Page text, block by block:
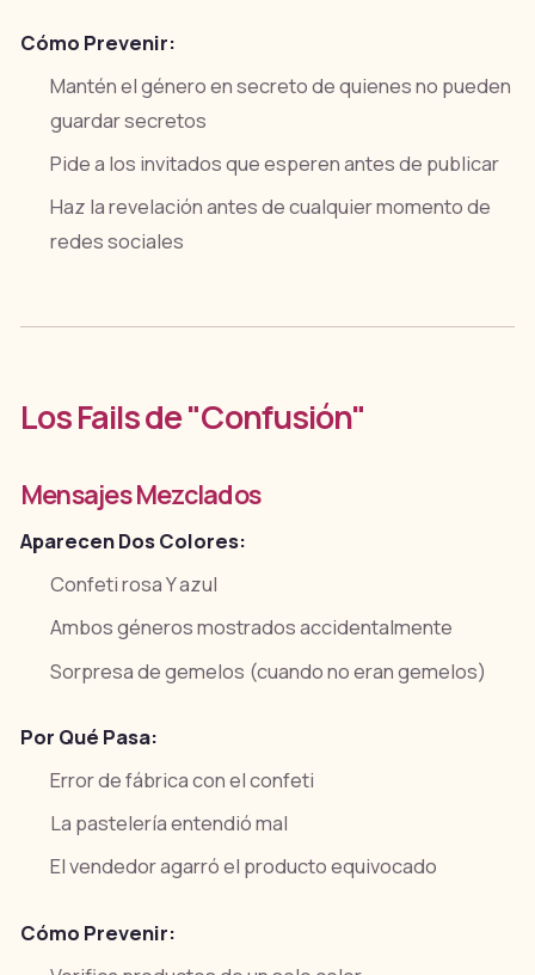
Cómo Prevenir:
Mantén el género en secreto de quienes no pueden
guardar secretos
Pide a los invitados que esperen antes de publicar
Haz la revelación antes de cualquier momento de
redes sociales
Los Fails de "Confusión"
Mensajes Mezclados
Aparecen Dos Colores:
Confeti rosa Y azul
Ambos géneros mostrados accidentalmente
Sorpresa de gemelos (cuando no eran gemelos)
Por Qué Pasa:
Error de fábrica con el confeti
La pastelería entendió mal
El vendedor agarró el producto equivocado
Cómo Prevenir: